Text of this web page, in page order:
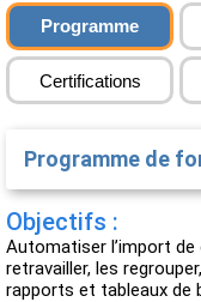
Programme
Certifications
Programme de
Objectifs :
Automatiser l’import
retravailler, les
rapports et tableaux de